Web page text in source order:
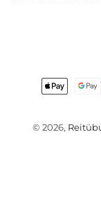
© 2026,